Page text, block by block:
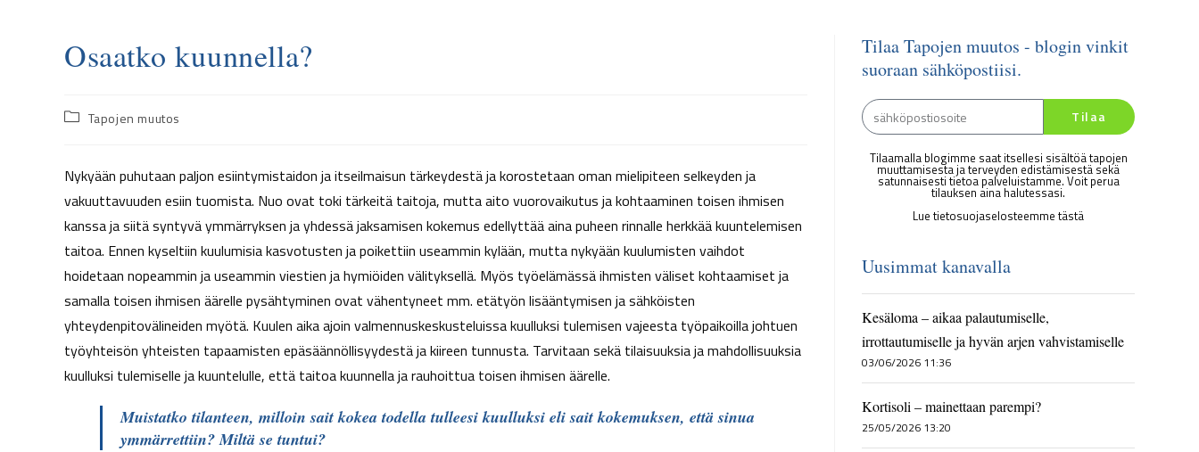
Osaatko kuunnella?
Tapojen muutos
Nykyään puhutaan paljon esiintymistaidon ja itseilmaisun tärkeydestä ja korostetaan oman mielipiteen selkeyden ja
vakuuttavuuden esiin tuomista. Nuo ovat toki tärkeitä taitoja, mutta aito vuorovaikutus ja kohtaaminen toisen ihmisen
kanssa ja siitä syntyvä ymmärryksen ja yhdessä jaksamisen kokemus edellyttää aina puheen rinnalle herkkää kuuntelemisen
taitoa. Ennen kyseltiin kuulumisia kasvotusten ja poikettiin useammin kylään, mutta nykyään kuulumisten vaihdot
hoidetaan nopeammin ja useammin viestien ja hymiöiden välityksellä. Myös työelämässä ihmisten väliset kohtaamiset ja
samalla toisen ihmisen äärelle pysähtyminen ovat vähentyneet mm. etätyön lisääntymisen ja sähköisten
yhteydenpitovälineiden myötä. Kuulen aika ajoin valmennuskeskusteluissa kuulluksi tulemisen vajeesta työpaikoilla johtuen
työyhteisön yhteisten tapaamisten epäsäännöllisyydestä ja kiireen tunnusta. Tarvitaan sekä tilaisuuksia ja mahdollisuuksia
kuulluksi tulemiselle ja kuuntelulle, että taitoa kuunnella ja rauhoittua toisen ihmisen äärelle.
Muistatko tilanteen, milloin sait kokea todella tulleesi kuulluksi eli sait kokemuksen, että sinua
ymmärrettiin? Miltä se tuntui?
Tilaa Tapojen muutos - blogin vinkit
suoraan sähköpostiisi.
Tilaa
Tilaamalla blogimme saat itsellesi sisältöä tapojen
muuttamisesta ja terveyden edistämisestä sekä
satunnaisesti tietoa palveluistamme. Voit perua
tilauksen aina halutessasi.
Lue tietosuojaselosteemme tästä
Uusimmat kanavalla
Kesäloma – aikaa palautumiselle,
irrottautumiselle ja hyvän arjen vahvistamiselle
03/06/2026 11:36
Kortisoli – mainettaan parempi?
25/05/2026 13:20